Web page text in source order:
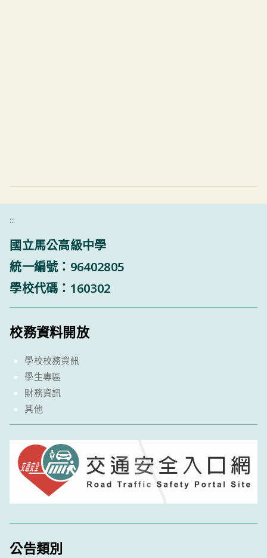
:::
國立馬公高級中學
統一編號：96402805
學校代碼：160302
校務資料開放
學校校務資訊
學生專區
財務資訊
其他
公告類別